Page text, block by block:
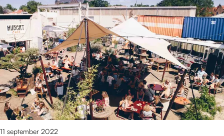
g
e
6
8
t
/
m
3
7
6
v
11 september 2022